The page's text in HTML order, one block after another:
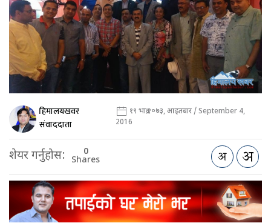
हिमालयखवर
संवाददाता
१९ भाद्र २०७३, आइतबार / September 4,
2016
शेयर गर्नुहोस: 0
Shares